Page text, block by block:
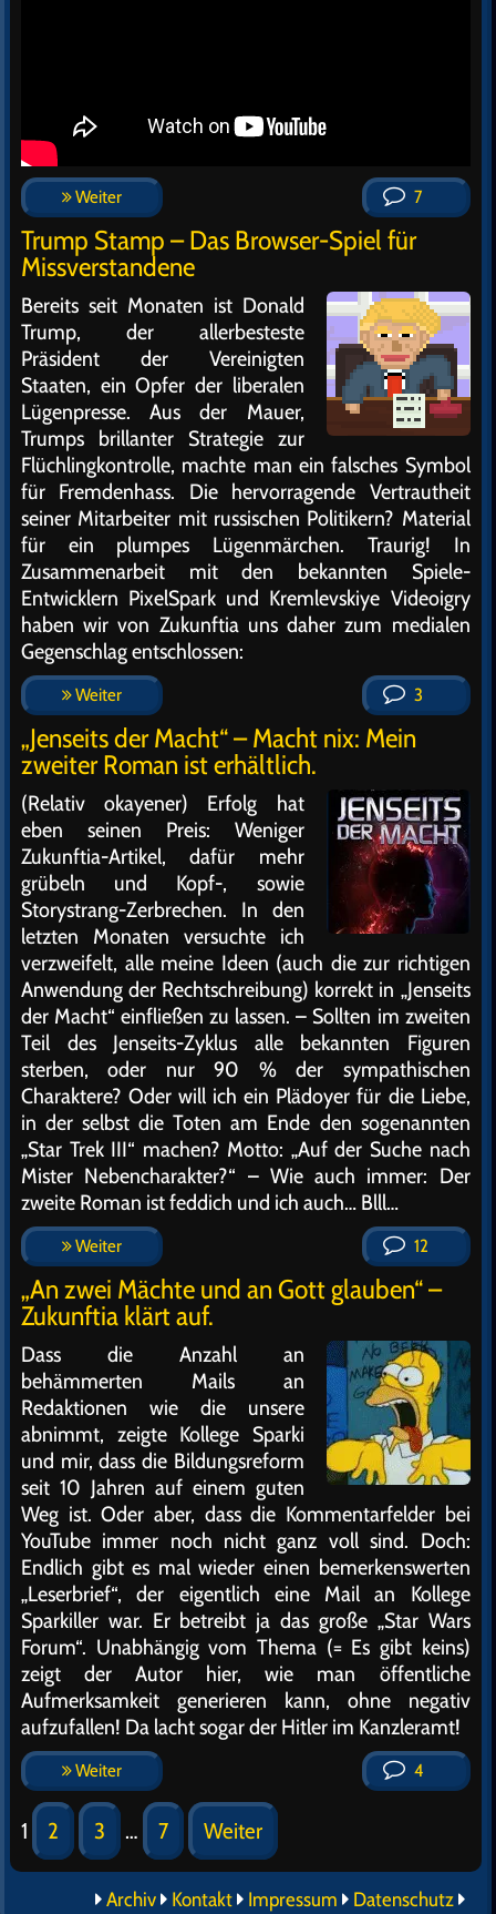
Weiter 7
Trump Stamp – Das Browser-Spiel für
Missverstandene
Bereits seit Monaten ist Donald
Trump, der allerbesteste
Präsident der Vereinigten
Staaten, ein Opfer der liberalen
Lügenpresse. Aus der Mauer,
Trumps brillanter Strategie zur
Flüchlingkontrolle, machte man ein falsches Symbol
für Fremdenhass. Die hervorragende Vertrautheit
seiner Mitarbeiter mit russischen Politikern? Material
für ein plumpes Lügenmärchen. Traurig! In
Zusammenarbeit mit den bekannten Spiele-
Entwicklern PixelSpark und Kremlevskiye Videoigry
haben wir von Zukunftia uns daher zum medialen
Gegenschlag entschlossen:
Weiter 3
„Jenseits der Macht“ – Macht nix: Mein
zweiter Roman ist erhältlich.
(Relativ okayener) Erfolg hat
eben seinen Preis: Weniger
Zukunftia-Artikel, dafür mehr
grübeln und Kopf-, sowie
Storystrang-Zerbrechen. In den
letzten Monaten versuchte ich
verzweifelt, alle meine Ideen (auch die zur richtigen
Anwendung der Rechtschreibung) korrekt in „Jenseits
der Macht“ einfließen zu lassen. – Sollten im zweiten
Teil des Jenseits-Zyklus alle bekannten Figuren
sterben, oder nur 90 % der sympathischen
Charaktere? Oder will ich ein Plädoyer für die Liebe,
in der selbst die Toten am Ende den sogenannten
„Star Trek III“ machen? Motto: „Auf der Suche nach
Mister Nebencharakter?“ – Wie auch immer: Der
zweite Roman ist feddich und ich auch… Blll…
Weiter 12
„An zwei Mächte und an Gott glauben“ –
Zukunftia klärt auf.
Dass die Anzahl an
behämmerten Mails an
Redaktionen wie die unsere
abnimmt, zeigte Kollege Sparki
und mir, dass die Bildungsreform
seit 10 Jahren auf einem guten
Weg ist. Oder aber, dass die Kommentarfelder bei
YouTube immer noch nicht ganz voll sind. Doch:
Endlich gibt es mal wieder einen bemerkenswerten
„Leserbrief“, der eigentlich eine Mail an Kollege
Sparkiller war. Er betreibt ja das große „Star Wars
Forum“. Unabhängig vom Thema (= Es gibt keins)
zeigt der Autor hier, wie man öffentliche
Aufmerksamkeit generieren kann, ohne negativ
aufzufallen! Da lacht sogar der Hitler im Kanzleramt!
Weiter 4
1 2 3 … 7 Weiter
Archiv Kontakt Impressum Datenschutz